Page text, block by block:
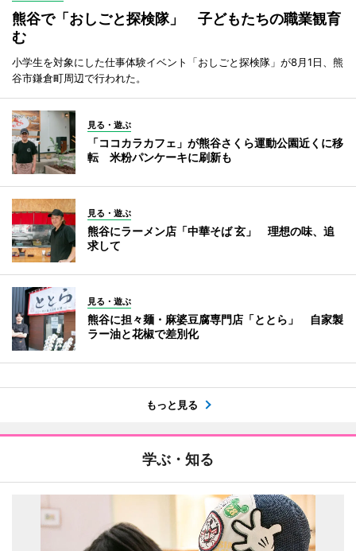
熊谷で「おしごと探検隊」 子どもたちの職業観育
む
小学生を対象にした仕事体験イベント「おしごと探検隊」が8月1日、熊
谷市鎌倉町周辺で行われた。
見る・遊ぶ
「ココカラカフェ」が熊谷さくら運動公園近くに移
転 米粉パンケーキに刷新も
見る・遊ぶ
熊谷にラーメン店「中華そば 玄」 理想の味、追
求して
見る・遊ぶ
熊谷に担々麺・麻婆豆腐専門店「ととら」 自家製
ラー油と花椒で差別化
もっと見る
学ぶ・知る